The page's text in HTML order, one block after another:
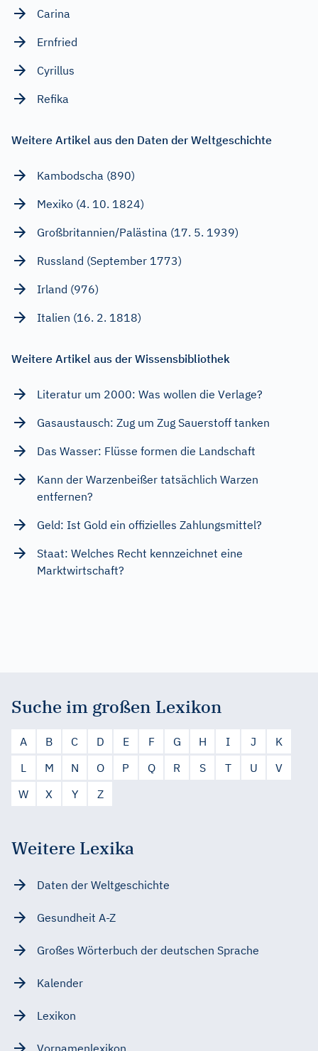
Carina
Ernfried
Cyrillus
Refika
Weitere Artikel aus den Daten der Weltgeschichte
Kambodscha (890)
Mexiko (4. 10. 1824)
Großbritannien/Palästina (17. 5. 1939)
Russland (September 1773)
Irland (976)
Italien (16. 2. 1818)
Weitere Artikel aus der Wissensbibliothek
Literatur um 2000: Was wollen die Verlage?
Gasaustausch: Zug um Zug Sauerstoff tanken
Das Wasser: Flüsse formen die Landschaft
Kann der Warzenbeißer tatsächlich Warzen
entfernen?
Geld: Ist Gold ein offizielles Zahlungsmittel?
Staat: Welches Recht kennzeichnet eine
Marktwirtschaft?
Suche im großen Lexikon
A B C D E F G H I J
K
L
M N O P Q R S T U
V
W
X Y Z
Weitere Lexika
Daten der Weltgeschichte
Gesundheit A-Z
Großes Wörterbuch der deutschen Sprache
Kalender
Lexikon
Vornamenlexikon